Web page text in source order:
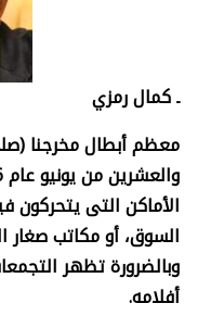
ـ كمال رمزي
معظم أبطال مخرجنا
الأماكن التى يتحركون
السوق، أو مكاتب صغار
وبالضرورة تظهر
أفلامه.